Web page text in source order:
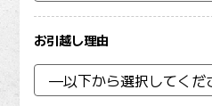
お引越し理由